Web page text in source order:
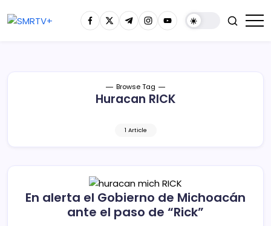
Browse Tag
Huracan RICK
1 Article
En alerta el Gobierno de Michoacán
ante el paso de “Rick”